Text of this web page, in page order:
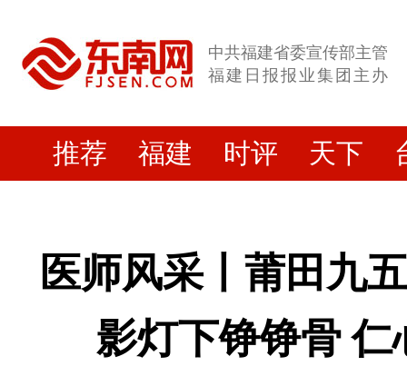
中共福建省委宣传部主管
福建日报报业集团主办
推荐 福建 时评 天下
医师风采丨莆田九
影灯下铮铮骨